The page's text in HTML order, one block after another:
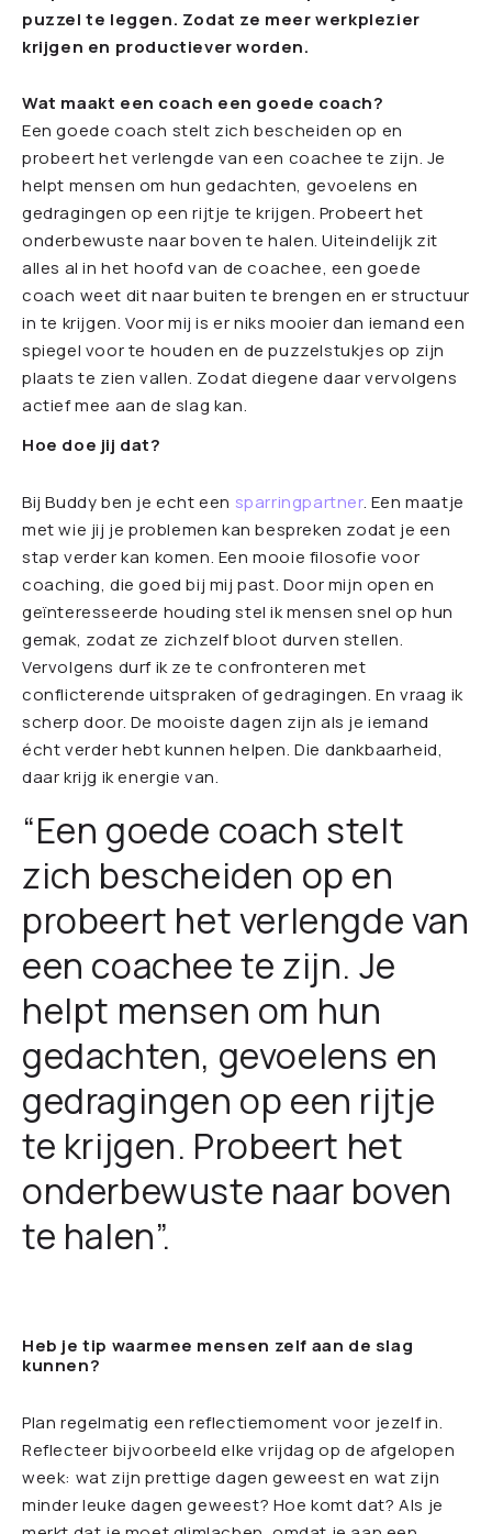
puzzel te leggen. Zodat ze meer werkplezier
krijgen en productiever worden.
Wat maakt een coach een goede coach?
Een goede coach stelt zich bescheiden op en
probeert het verlengde van een coachee te zijn. Je
helpt mensen om hun gedachten, gevoelens en
gedragingen op een rijtje te krijgen. Probeert het
onderbewuste naar boven te halen. Uiteindelijk zit
alles al in het hoofd van de coachee, een goede
coach weet dit naar buiten te brengen en er structuur
in te krijgen. Voor mij is er niks mooier dan iemand een
spiegel voor te houden en de puzzelstukjes op zijn
plaats te zien vallen. Zodat diegene daar vervolgens
actief mee aan de slag kan.
Hoe doe jij dat?
Bij Buddy ben je echt een sparringpartner. Een maatje
met wie jij je problemen kan bespreken zodat je een
stap verder kan komen. Een mooie filosofie voor
coaching, die goed bij mij past. Door mijn open en
geïnteresseerde houding stel ik mensen snel op hun
gemak, zodat ze zichzelf bloot durven stellen.
Vervolgens durf ik ze te confronteren met
conflicterende uitspraken of gedragingen. En vraag ik
scherp door. De mooiste dagen zijn als je iemand
écht verder hebt kunnen helpen. Die dankbaarheid,
daar krijg ik energie van.
“Een goede coach stelt
zich bescheiden op en
probeert het verlengde van
een coachee te zijn. Je
helpt mensen om hun
gedachten, gevoelens en
gedragingen op een rijtje
te krijgen. Probeert het
onderbewuste naar boven
te halen”.
Heb je tip waarmee mensen zelf aan de slag
kunnen?
Plan regelmatig een reflectiemoment voor jezelf in.
Reflecteer bijvoorbeeld elke vrijdag op de afgelopen
week: wat zijn prettige dagen geweest en wat zijn
minder leuke dagen geweest? Hoe komt dat? Als je